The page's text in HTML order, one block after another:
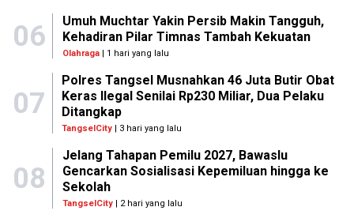
06
Umuh Muchtar Yakin Persib Makin Tangguh,
Kehadiran Pilar Timnas Tambah Kekuatan
Olahraga| 1 hari yang lalu
07
Polres Tangsel Musnahkan 46 Juta Butir Obat
Keras Ilegal Senilai Rp230 Miliar, Dua Pelaku
Ditangkap
TangselCity | 3 hari yang lalu
08
Jelang Tahapan Pemilu 2027, Bawaslu
Gencarkan Sosialisasi Kepemiluan hingga ke
Sekolah
TangselCity| 2 hari yang lalu